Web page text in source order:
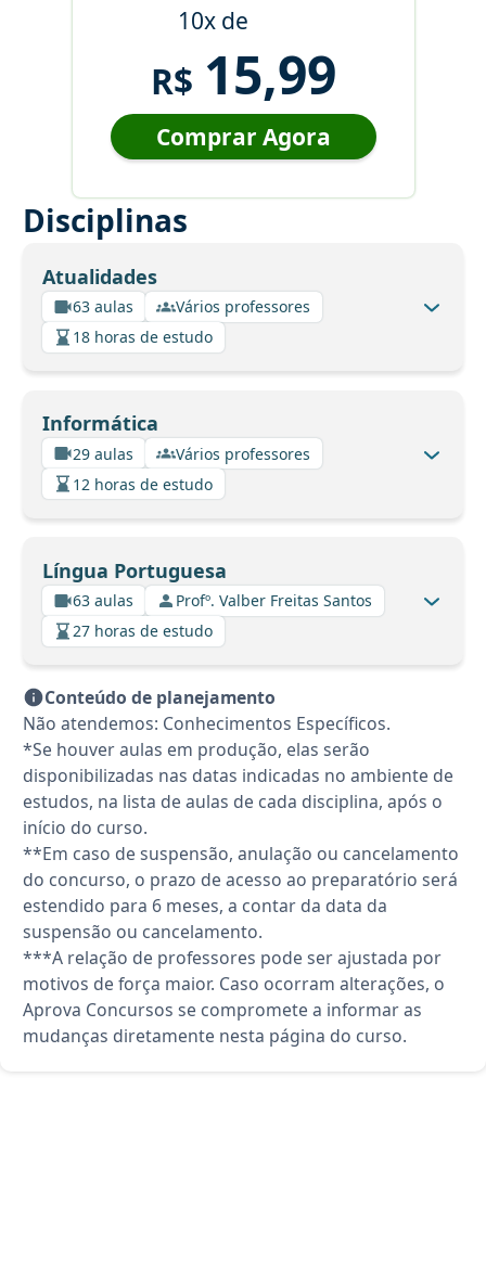
10x de
R$ 15,99
Comprar Agora
Disciplinas
Atualidades
63 aulas
Vários professores
18 horas de estudo
Informática
29 aulas
Vários professores
12 horas de estudo
Língua Portuguesa
63 aulas
Profº. Valber Freitas Santos
27 horas de estudo
Conteúdo de planejamento
Não atendemos: Conhecimentos Específicos.
*Se houver aulas em produção, elas serão
disponibilizadas nas datas indicadas no ambiente de
estudos, na lista de aulas de cada disciplina, após o
início do curso.
**Em caso de suspensão, anulação ou cancelamento
do concurso, o prazo de acesso ao preparatório será
estendido para 6 meses, a contar da data da
suspensão ou cancelamento.
***A relação de professores pode ser ajustada por
motivos de força maior. Caso ocorram alterações, o
Aprova Concursos se compromete a informar as
mudanças diretamente nesta página do curso.